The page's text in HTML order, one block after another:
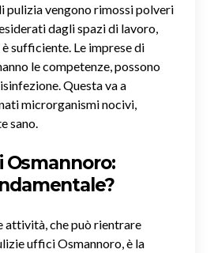
pulizia vengono rimossi polveri
dagli spazi di lavoro,
sufficiente. Le imprese di
le competenze, possono
Questa va a
microrganismi nocivi,
sano.
Osmannoro:
attività, che può rientrare
uffici Osmannoro, è la